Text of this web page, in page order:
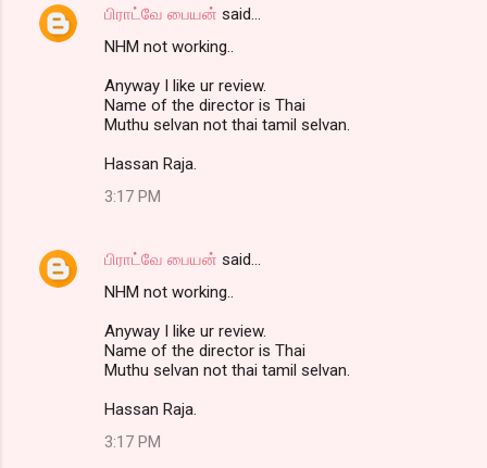
பிராட்வே பையன் said…
NHM not working..
Anyway I like ur review.
Name of the director is Thai
Muthu selvan not thai tamil selvan.
Hassan Raja.
3:17 PM
பிராட்வே பையன் said…
NHM not working..
Anyway I like ur review.
Name of the director is Thai
Muthu selvan not thai tamil selvan.
Hassan Raja.
3:17 PM